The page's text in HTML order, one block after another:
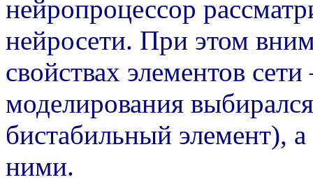
нейропроцессор
нейросети. При этом
свойствах элементов
моделирования
бистабильный элемент),
ними.